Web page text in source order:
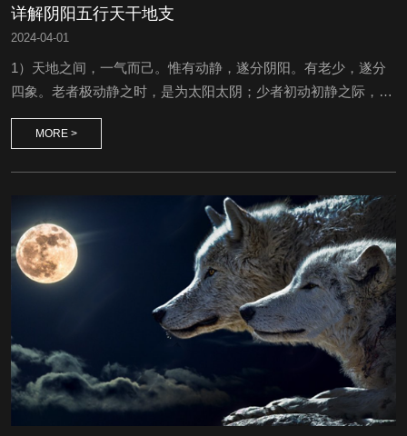
详解阴阳五行天干地支
2024-04-01
1）天地之间，一气而己。惟有动静，遂分阴阳。有老少，遂分
四象。老者极动静之时，是为太阳太阴；少者初动初静之际，是
为少阴少阳。有是四象，而五行具于其中矣。水者，太阴也；火
者，太阳也；木者，少阳也；金者，少阴也；土者，阴阳老少、
有阴阳之分。由阴阳而析为四象，木火金水，所以代表春夏秋冬
四时之气...
MORE >